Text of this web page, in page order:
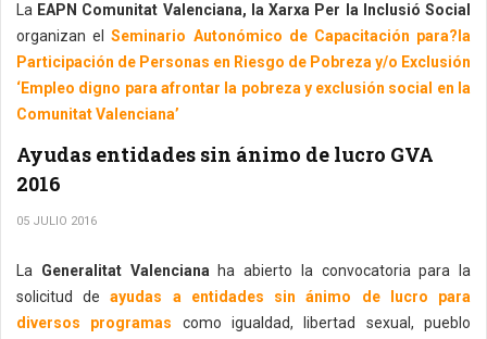
La EAPN Comunitat Valenciana, la Xarxa Per la Inclusió Social
organizan el
Seminario Autonómico de Capacitación para?la
Participación de Personas en Riesgo de Pobreza y/o Exclusión
‘Empleo digno para afrontar la pobreza y exclusión social en la
Comunitat Valenciana’
Ayudas entidades sin ánimo de lucro GVA
2016
05 JULIO 2016
La Generalitat Valenciana
ha abierto la convocatoria para la
solicitud deayudas a entidades sin ánimo de lucro para
diversos programas como igualdad, libertad sexual, pueblo